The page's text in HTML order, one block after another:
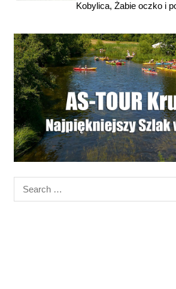
Kobylica, Żabie oczko i
Search
for: